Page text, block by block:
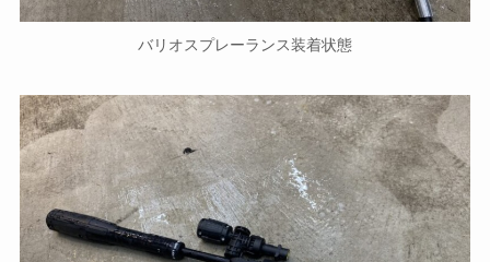
バリオスプレーランス装着状態